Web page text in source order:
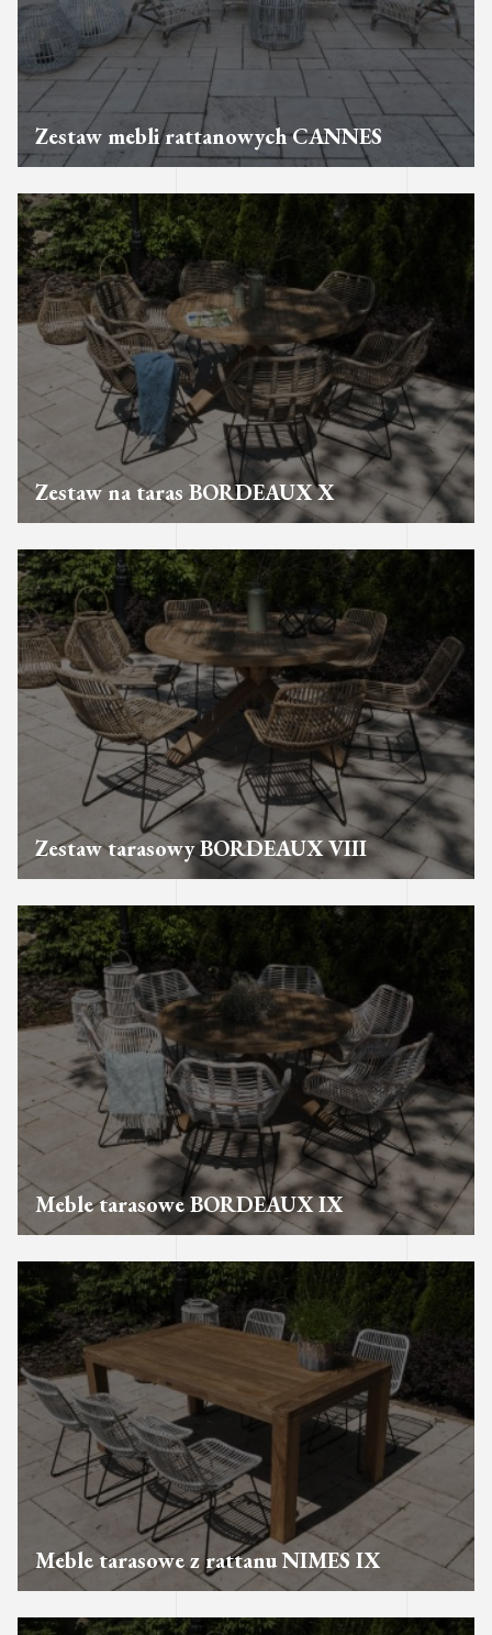
Zestaw mebli rattanowych CANNES
Zestaw na taras BORDEAUX X
Zestaw tarasowy BORDEAUX VIII
Meble tarasowe BORDEAUX IX
Meble tarasowe z rattanu NIMES IX